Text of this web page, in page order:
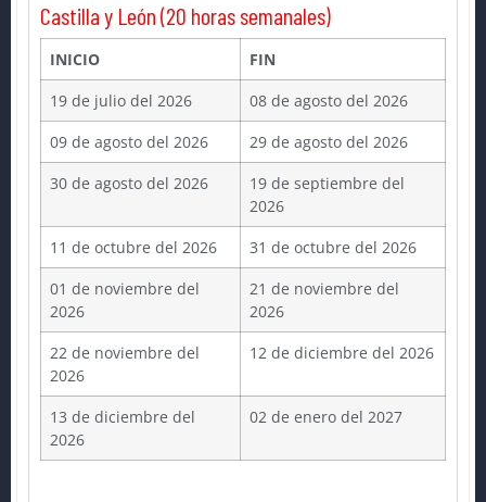
Castilla y León (20 horas semanales)
INICIO
FIN
19 de julio del 2026
08 de agosto del 2026
09 de agosto del 2026
29 de agosto del 2026
30 de agosto del 2026
19 de septiembre del
2026
11 de octubre del 2026
31 de octubre del 2026
01 de noviembre del
2026
21 de noviembre del
2026
22 de noviembre del
2026
12 de diciembre del 2026
13 de diciembre del
2026
02 de enero del 2027